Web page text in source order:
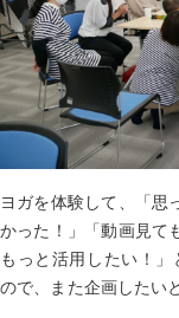
ヨガを体験して、「思
かった！」「動画見て
もっと活用したい！
ので、また企画したい